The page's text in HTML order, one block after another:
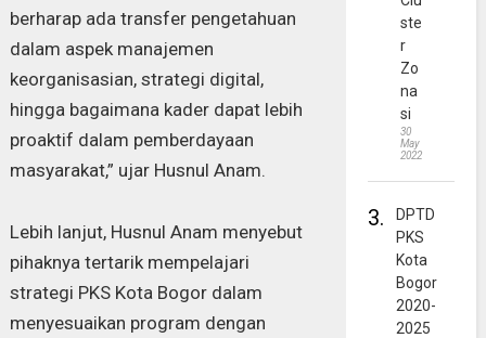
berharap ada transfer pengetahuan
dalam aspek manajemen
keorganisasian, strategi digital,
hingga bagaimana kader dapat lebih
proaktif dalam pemberdayaan
masyarakat,” ujar Husnul Anam.
Lebih lanjut, Husnul Anam menyebut
pihaknya tertarik mempelajari
strategi PKS Kota Bogor dalam
menyesuaikan program dengan
ste
r
Zo
na
si
30
May
2022
3.
DPTD
PKS
Kota
Bogor
2020-
2025